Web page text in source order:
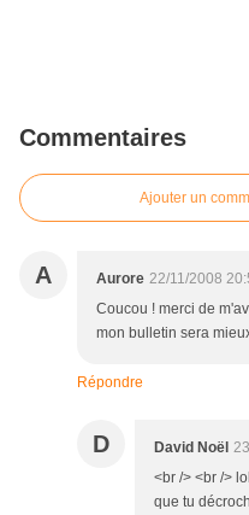
Commentaires
Ajouter un
A Aurore 22/11/2008
Coucou ! merci de
mon bulletin sera
Répondre
D David Noël
<br /> <br />
que tu